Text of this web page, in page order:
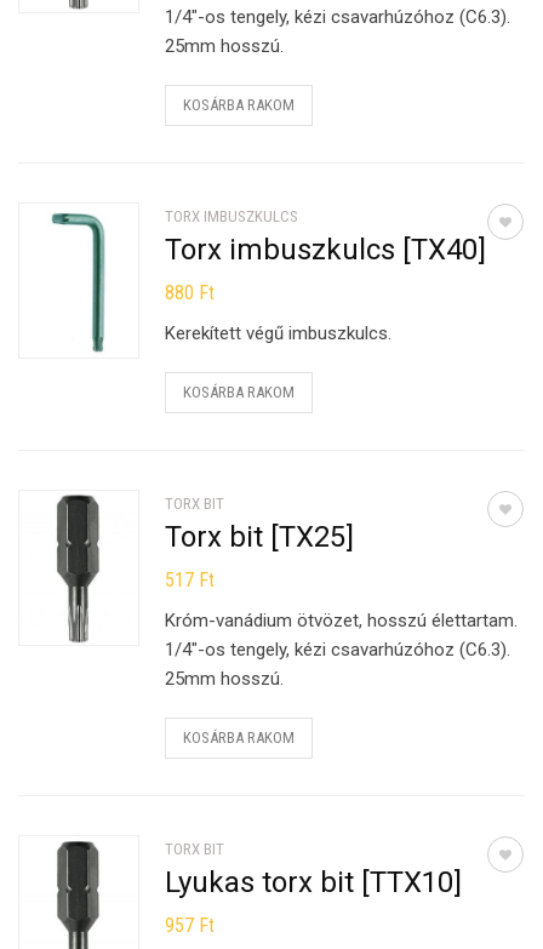
1/4″-os tengely, kézi csavarhúzóhoz (C6.3).
25mm hosszú.
KOSÁRBA RAKOM
TORX IMBUSZKULCS
Torx imbuszkulcs [TX40]
880 Ft
Kerekített végű imbuszkulcs.
KOSÁRBA RAKOM
TORX BIT
Torx bit [TX25]
517 Ft
Króm-vanádium ötvözet, hosszú élettartam.
1/4″-os tengely, kézi csavarhúzóhoz (C6.3).
25mm hosszú.
KOSÁRBA RAKOM
TORX BIT
Lyukas torx bit [TTX10]
957 Ft